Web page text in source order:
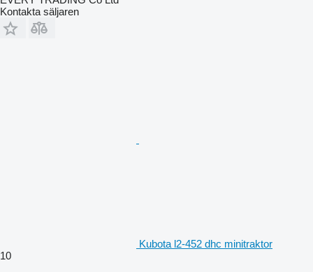
Kontakta säljaren
Kubota l2-452 dhc minitraktor
10